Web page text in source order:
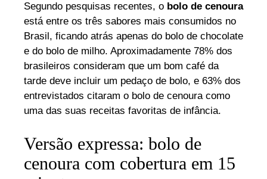
Segundo pesquisas recentes, o bolo de cenoura
está entre os três sabores mais consumidos no
Brasil, ficando atrás apenas do bolo de chocolate
e do bolo de milho. Aproximadamente 78% dos
brasileiros consideram que um bom café da
tarde deve incluir um pedaço de bolo, e 63% dos
entrevistados citaram o bolo de cenoura como
uma das suas receitas favoritas de infância.
Versão expressa: bolo de
cenoura com cobertura em 15